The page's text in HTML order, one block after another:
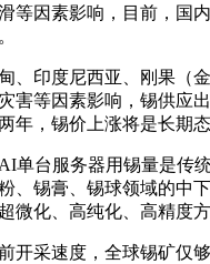
等因素影响，目前，国
、印度尼西亚、刚果（
害等因素影响，锡供应
年，锡价上涨将是长期态
单台服务器用锡量是传
、锡膏、锡球领域的中
微化、高纯化、高精度方
开采速度，全球锡矿仅